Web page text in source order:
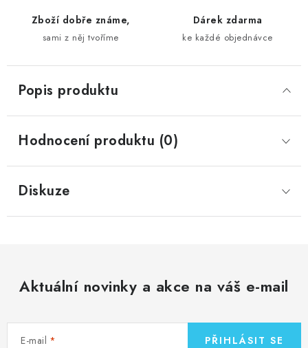
Zboží dobře známe,
sami z něj tvoříme
Dárek zdarma
ke každé objednávce
Popis produktu
Hodnocení produktu (0)
Diskuze
Aktuální novinky a akce na váš e-mail
E-mail PŘIHLÁSIT SE